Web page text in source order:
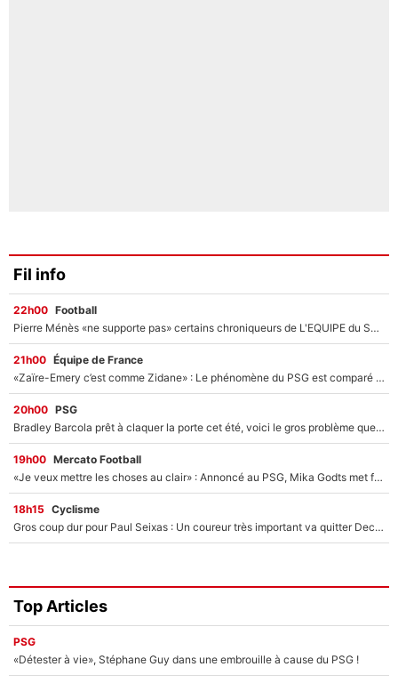
Fil info
22h00 Football
Pierre Ménès «ne supporte pas» certains chroniqueurs de L'EQUIPE du Soir : Ils vont tous partir !
21h00 Équipe de France
«Zaïre-Emery c’est comme Zidane» : Le phénomène du PSG est comparé à son nouveau sélectionneur... et ils vont se retrouver en Bleus !
20h00 PSG
Bradley Barcola prêt à claquer la porte cet été, voici le gros problème que peut rencontrer Luis Enrique avec ses attaquants au PSG !
19h00 Mercato Football
«Je veux mettre les choses au clair» : Annoncé au PSG, Mika Godts met fin au suspense et éteint la polémique sur son transfert !
18h15 Cyclisme
Gros coup dur pour Paul Seixas : Un coureur très important va quitter Decathlon-CMA CGM
Top Articles
PSG
«Détester à vie», Stéphane Guy dans une embrouille à cause du PSG !